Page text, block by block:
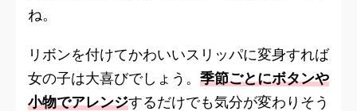
ね。
リボンを付けてかわいいスリッパに変身すれば
女の子は大喜びでしょう。 季節ごとにボタンや
小物でアレンジするだけでも気分が変わりそう